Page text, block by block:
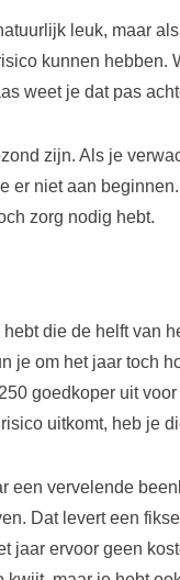
leuk, maar
kunnen hebben.
weet je dat pas
zijn. Als je
er niet aan
zorg nodig hebt.
die de helft van
je om het jaar toch
goedkoper uit
uitkomt, heb je
een vervelende
Dat levert een
jaar ervoor geen